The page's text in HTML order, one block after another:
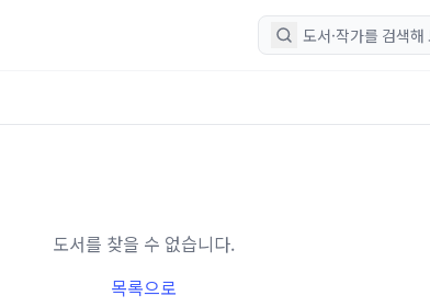
도서를 찾을 수 없습니다.
목록으로